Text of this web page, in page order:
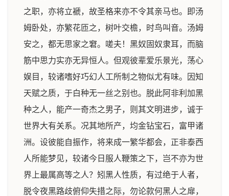
之职，亦将立褫，故圣格来亦不令其亲马也。即汤
姆卧处，亦繁花匝之，树叶交檐，时鸟叫音。汤姆
安之，都无思家之窘。嗟夫！黑奴固奴隶耳，而脑
筋中思力实亦无异恒人。但观彼辈爱乐景光，荡心
娱目，较诸嗜好巧幻人工所制之物似尤有味。因知
天赋之质，于白种无一丝之别也。脱此阿非利加黑
种之人，能产一奇杰之男子，则其文明进步，诚于
世界大有关系。况其地所产，均金钻宝石，富甲诸
洲。设彼能自振作，将来成一繁华都会，正非泰西
人所能梦见，较诸今日服人鞭策之下，岂不亦为世
界上最属高等之人？矧黑人性质，有过绝于人者，
脱令夜黑路歧俯仰失措之际，勿论款何黑人之扉，